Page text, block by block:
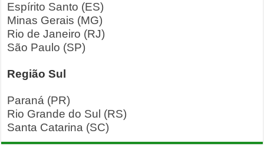
Espírito Santo (ES)
Minas Gerais (MG)
Rio de Janeiro (RJ)
São Paulo (SP)
Região Sul
Paraná (PR)
Rio Grande do Sul (RS)
Santa Catarina (SC)